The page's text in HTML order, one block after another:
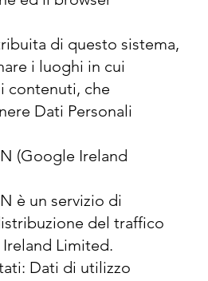
di questo sistema,
i luoghi in cui
contenuti, che
Dati Personali
(Google Ireland
è un servizio di
del traffico
Limited.
Dati di utilizzo